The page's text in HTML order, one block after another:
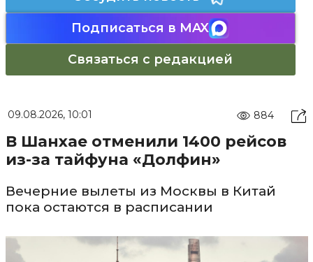
Подписаться в MAX
Связаться с редакцией
09.08.2026, 10:01 884
В Шанхае отменили 1400 рейсов
из-за тайфуна «Долфин»
Вечерние вылеты из Москвы в Китай
пока остаются в расписании